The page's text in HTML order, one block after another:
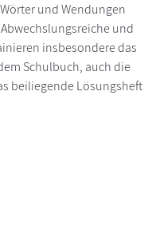
und Wendungen
und
insbesondere das
Schulbuch, auch die
beiliegende Lösungsheft